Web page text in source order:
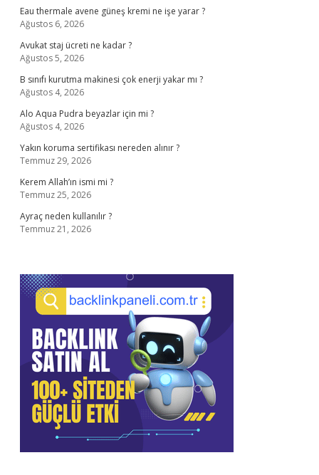
Eau thermale avene güneş kremi ne işe yarar ?
Ağustos 6, 2026
Avukat staj ücreti ne kadar ?
Ağustos 5, 2026
B sınıfı kurutma makinesi çok enerji yakar mı ?
Ağustos 4, 2026
Alo Aqua Pudra beyazlar için mi ?
Ağustos 4, 2026
Yakın koruma sertifikası nereden alınır ?
Temmuz 29, 2026
Kerem Allah’ın ismi mi ?
Temmuz 25, 2026
Ayraç neden kullanılır ?
Temmuz 21, 2026